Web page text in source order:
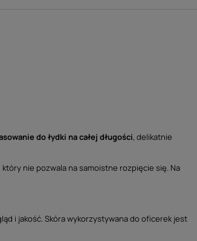
do łydki na całej długości, delikatnie
który nie pozwala na samoistne rozpięcie się. Na
i jakość. Skóra wykorzystywana do oficerek jest